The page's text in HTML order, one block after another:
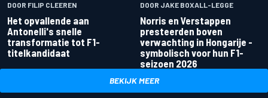
DOOR FILIP CLEEREN
Het opvallende aan
Antonelli's snelle
transformatie tot F1-
titelkandidaat
DOOR JAKE BOXALL-LEGGE
Norris en Verstappen
presteerden boven
verwachting in Hongarije -
symbolisch voor hun F1-
seizoen 2026
BEKIJK MEER